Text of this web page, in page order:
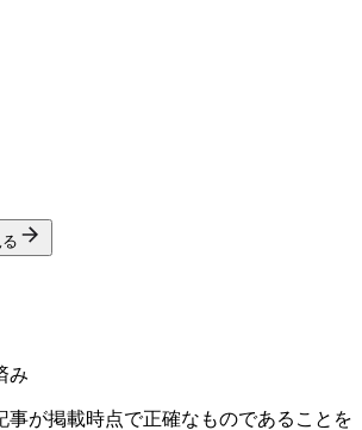
み
事が掲載時点で正確なものであることを